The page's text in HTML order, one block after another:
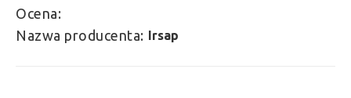
Ocena:
Nazwa producenta: Irsap